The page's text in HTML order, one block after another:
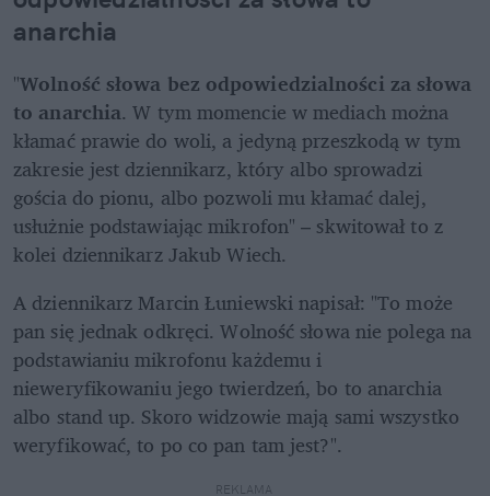
anarchia
"Wolność słowa bez odpowiedzialności za słowa
to anarchia. W tym momencie w mediach można
kłamać prawie do woli, a jedyną przeszkodą w tym
zakresie jest dziennikarz, który albo sprowadzi
gościa do pionu, albo pozwoli mu kłamać dalej,
usłużnie podstawiając mikrofon" – skwitował to z
kolei dziennikarz Jakub Wiech.
A dziennikarz Marcin Łuniewski napisał: "To może
pan się jednak odkręci. Wolność słowa nie polega na
podstawianiu mikrofonu każdemu i
nieweryfikowaniu jego twierdzeń, bo to anarchia
albo stand up. Skoro widzowie mają sami wszystko
weryfikować, to po co pan tam jest?".
REKLAMA